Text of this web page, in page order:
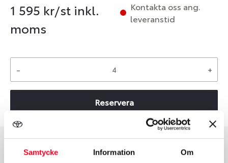
Samtycke Information Om
1 595 kr/st inkl.
moms
Kontakta oss ang.
leveranstid
- +
Reservera
Group Tum